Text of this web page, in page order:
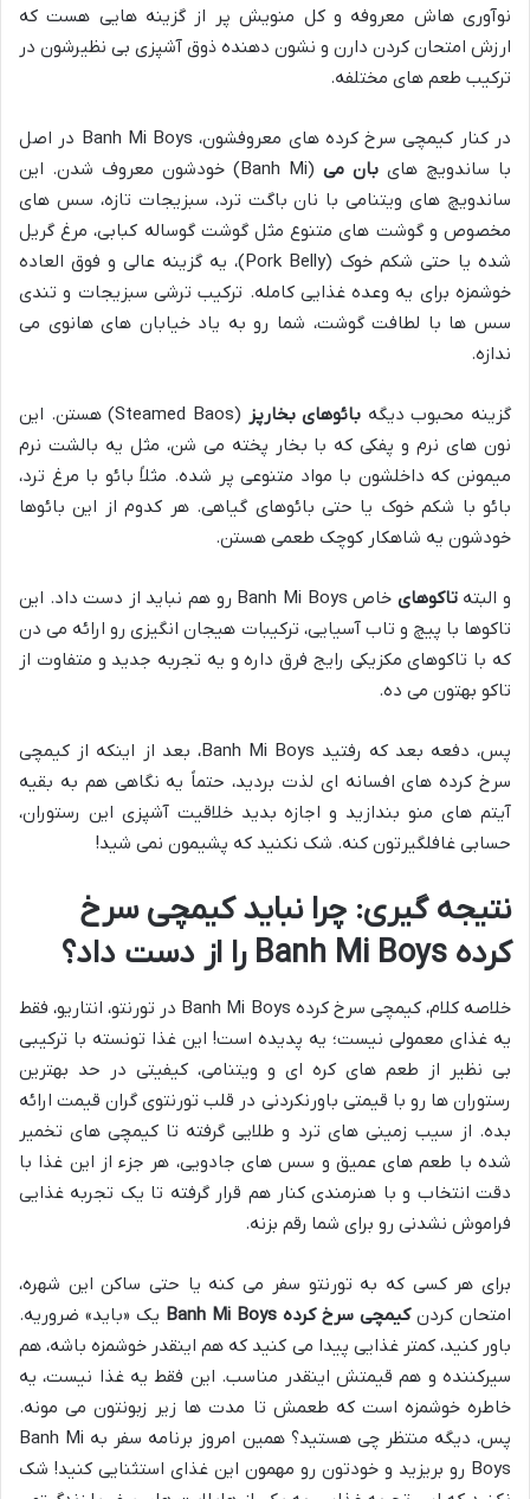
نوآوری هاش معروفه و کل منویش پر از گزینه هایی هست که
ارزش امتحان کردن دارن و نشون دهنده ذوق آشپزی بی نظیرشون در
ترکیب طعم های مختلفه.
در کنار کیمچی سرخ کرده های معروفشون، Banh Mi Boys در اصل
با ساندویچ های بان می
(Banh Mi) خودشون معروف شدن. این
ساندویچ های ویتنامی با نان باگت ترد، سبزیجات تازه، سس های
مخصوص و گوشت های متنوع مثل گوشت گوساله کبابی، مرغ گریل
شده یا حتی شکم خوک (Pork Belly)، یه گزینه عالی و فوق العاده
خوشمزه برای یه وعده غذایی کامله. ترکیب ترشی سبزیجات و تندی
سس ها با لطافت گوشت، شما رو به یاد خیابان های هانوی می
ندازه.
گزینه محبوب دیگه بائوهای بخارپز
(Steamed Baos) هستن. این
نون های نرم و پفکی که با بخار پخته می شن، مثل یه بالشت نرم
میمونن که داخلشون با مواد متنوعی پر شده. مثلاً بائو با مرغ ترد،
بائو با شکم خوک یا حتی بائوهای گیاهی. هر کدوم از این بائوها
خودشون یه شاهکار کوچک طعمی هستن.
و البتهتاکوهای
خاص Banh Mi Boys رو هم نباید از دست داد. این
تاکوها با پیچ و تاب آسیایی، ترکیبات هیجان انگیزی رو ارائه می دن
که با تاکوهای مکزیکی رایج فرق داره و یه تجربه جدید و متفاوت از
تاکو بهتون می ده.
پس، دفعه بعد که رفتید Banh Mi Boys، بعد از اینکه از کیمچی
سرخ کرده های افسانه ای لذت بردید، حتماً یه نگاهی هم به بقیه
آیتم های منو بندازید و اجازه بدید خلاقیت آشپزی این رستوران،
حسابی غافلگیرتون کنه. شک نکنید که پشیمون نمی شید!
نتیجه گیری: چرا نباید کیمچی سرخ
کرده Banh Mi Boys را از دست داد؟
خلاصه کلام، کیمچی سرخ کرده Banh Mi Boys در تورنتو، انتاریو، فقط
یه غذای معمولی نیست؛ یه پدیده است! این غذا تونسته با ترکیبی
بی نظیر از طعم های کره ای و ویتنامی، کیفیتی در حد بهترین
رستوران ها رو با قیمتی باورنکردنی در قلب تورنتوی گران قیمت ارائه
بده. از سیب زمینی های ترد و طلایی گرفته تا کیمچی های تخمیر
شده با طعم های عمیق و سس های جادویی، هر جزء از این غذا با
دقت انتخاب و با هنرمندی کنار هم قرار گرفته تا یک تجربه غذایی
فراموش نشدنی رو برای شما رقم بزنه.
برای هر کسی که به تورنتو سفر می کنه یا حتی ساکن این شهره،
امتحان کردنکیمچی سرخ کرده Banh Mi Boys
یک «باید» ضروریه.
باور کنید، کمتر غذایی پیدا می کنید که هم اینقدر خوشمزه باشه، هم
سیرکننده و هم قیمتش اینقدر مناسب. این فقط یه غذا نیست، یه
خاطره خوشمزه است که طعمش تا مدت ها زیر زبونتون می مونه.
پس، دیگه منتظر چی هستید؟ همین امروز برنامه سفر به Banh Mi
Boys رو بریزید و خودتون رو مهمون این غذای استثنایی کنید! شک